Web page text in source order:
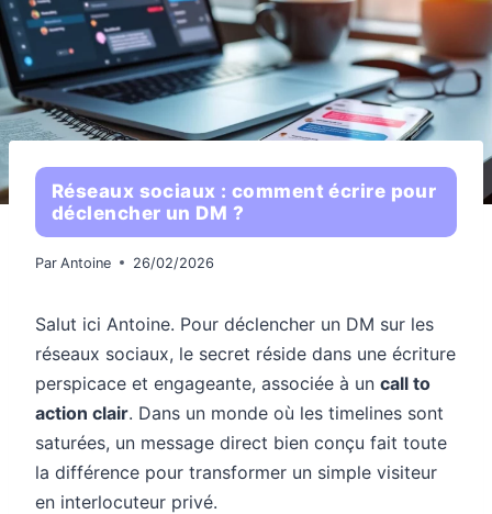
Réseaux sociaux : comment écrire pour
déclencher un DM ?
Par Antoine 26/02/2026
Salut ici Antoine. Pour déclencher un DM sur les
réseaux sociaux, le secret réside dans une écriture
perspicace et engageante, associée à un call to
action clair. Dans un monde où les timelines sont
saturées, un message direct bien conçu fait toute
la différence pour transformer un simple visiteur
en interlocuteur privé.